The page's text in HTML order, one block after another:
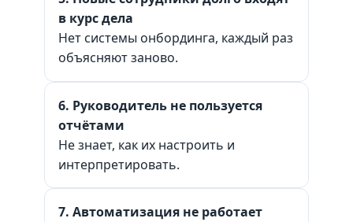
в курс дела
Нет системы онбординга, каждый раз
объясняют заново.
6. Руководитель не пользуется
отчётами
Не знает, как их настроить и
интерпретировать.
7. Автоматизация не работает